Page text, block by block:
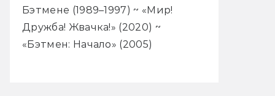
Бэтмене (1989–1997) ~ «Мир!
Дружба! Жвачка!» (2020) ~
«Бэтмен: Начало» (2005)